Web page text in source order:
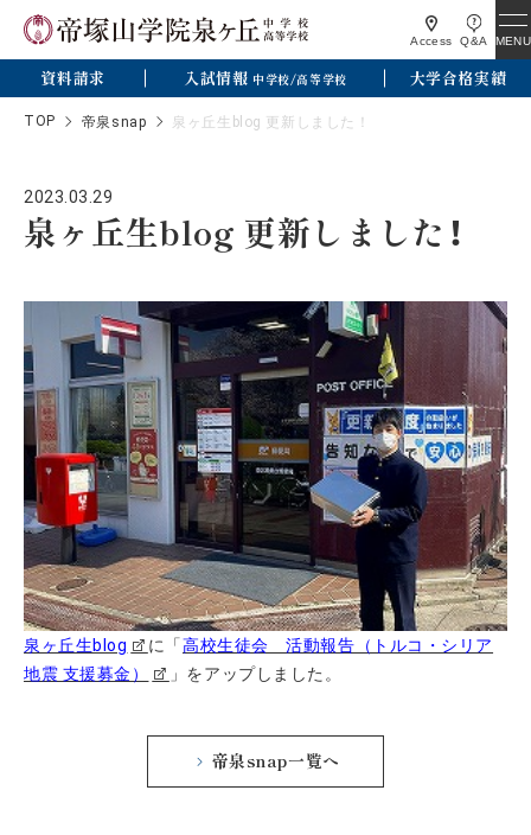
Access Q&A MENU
資料請求 入試情報 中学校/高等学校 大学合格実績
TOP 帝泉snap 泉ヶ丘生blog 更新しました！
2023.03.29
泉ヶ丘生blog 更新しました！
泉ヶ丘生blog に「高校生徒会 活動報告（トルコ・シリア
地震 支援募金）
」をアップしました。
帝泉snap一覧へ